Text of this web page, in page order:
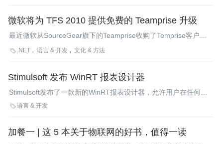
微软将为 TFS 2010 提供免费的 Teamprise 升级
最近微软从SourceGear旗下的Teamprise收购了Temprise客户端
套件。微软承诺一旦TFS 2010就绪，就会为所有当前的Teamprise
 .NET 语言 & 开发 文化 & 方法
Stimulsoft 发布 WinRT 报表设计器
Stimulsoft发布了一款新的WinRT报表设计器，允许用户在任何运
行Windows8的设备上创建并编辑报表。
语言 & 开发
加餐一 | 这 5 本关于物联网的好书，值得一读